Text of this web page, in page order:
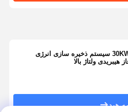
30KW 50KWH ESS سیستم ذخیره سازی انرژی
ولتاژ بالا
هید